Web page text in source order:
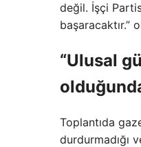
değil. İşçi
başaracaktır.”
“Ulusal
Toplantıda
durdurmadığı